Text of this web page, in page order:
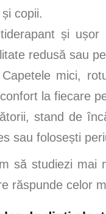
copii.
și
redusă sau
Capetele mici,
la fiecare
stand de
sau folosești
să studiezi mai
răspunde celor